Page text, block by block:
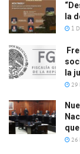
la
1
la
29
26